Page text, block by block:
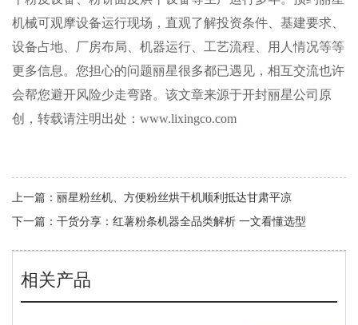
机械可观摩设备运行现场，直观了解投资条件、基建要求、
设备占地、厂房布局、机器运行、工艺流程、用人情况等等
更多信息。您担心的问题丽星很多都已遇见，相互交流也许
会帮您避开风险少走弯路。该文章来源于开封丽星公司原
创，转载请注明出处：www.lixingco.com
上一篇： 丽星粉丝机、方便粉丝烘干机顺利抵达甘肃平凉
下一篇： 干货分享：红薯粉条机器全品类解析 一文看懂选型
相关产品